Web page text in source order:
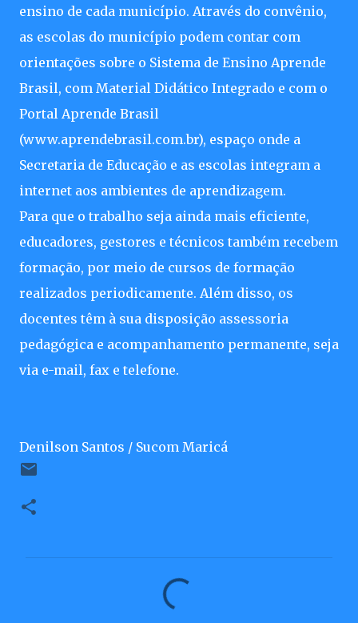
ensino de cada município. Através do convênio,
as escolas do município podem contar com
orientações sobre o Sistema de Ensino Aprende
Brasil, com Material Didático Integrado e com o
Portal Aprende Brasil
(www.aprendebrasil.com.br), espaço onde a
Secretaria de Educação e as escolas integram a
internet aos ambientes de aprendizagem.
Para que o trabalho seja ainda mais eficiente,
educadores, gestores e técnicos também recebem
formação, por meio de cursos de formação
realizados periodicamente. Além disso, os
docentes têm à sua disposição assessoria
pedagógica e acompanhamento permanente, seja
via e-mail, fax e telefone.
Denilson Santos / Sucom Maricá